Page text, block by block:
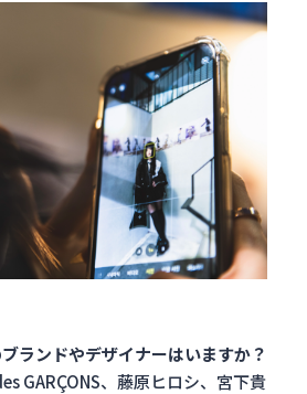
ランドやデザイナーはいますか？
GARÇONS、藤原ヒロシ、宮下貴